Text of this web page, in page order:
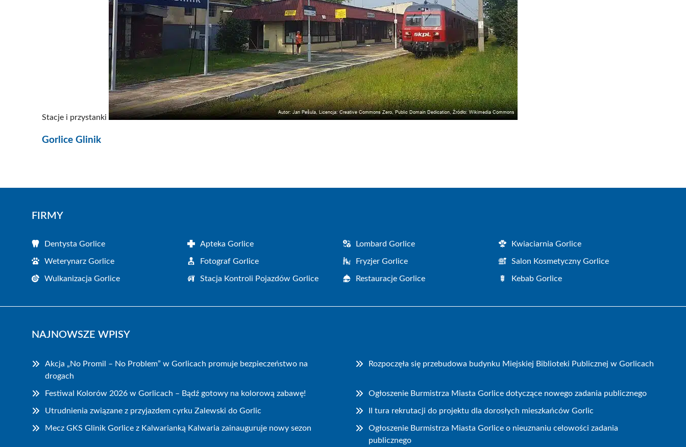
Stacje i przystanki
Gorlice Glinik
FIRMY
Dentysta Gorlice Apteka Gorlice Lombard Gorlice Kwiaciarnia Gorlice
Weterynarz Gorlice Fotograf Gorlice Fryzjer Gorlice Salon Kosmetyczny Gorlice
Wulkanizacja Gorlice Stacja Kontroli Pojazdów Gorlice Restauracje Gorlice Kebab Gorlice
NAJNOWSZE WPISY
Akcja „No Promil – No Problem” w Gorlicach promuje bezpieczeństwo na
drogach
Rozpoczęła się przebudowa budynku Miejskiej Biblioteki Publicznej w Gorlicach
Festiwal Kolorów 2026 w Gorlicach – Bądź gotowy na kolorową zabawę! Ogłoszenie Burmistrza Miasta Gorlice dotyczące nowego zadania publicznego
Utrudnienia związane z przyjazdem cyrku Zalewski do Gorlic II tura rekrutacji do projektu dla dorosłych mieszkańców Gorlic
Mecz GKS Glinik Gorlice z Kalwarianką Kalwaria zainauguruje nowy sezon
Ogłoszenie Burmistrza Miasta Gorlice o nieuznaniu celowości zadania
publicznego